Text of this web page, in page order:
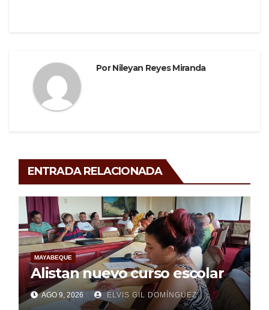
PorNileyan Reyes Miranda
ENTRADA RELACIONADA
MAYABEQUE
Alistan nuevo curso escolar
AGO 9, 2026 ELVIS GIL DOMÍNGUEZ